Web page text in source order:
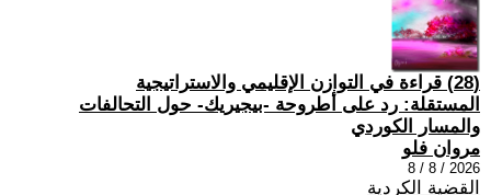
(28) قراءة في التوازن الإقليمي والاستراتيجية
المستقلة: رد على أطروحة -بيجيريك- حول التحالفات
والمسار الكوردي
مروان فلو
2026 / 8 / 8
القضية الكردية